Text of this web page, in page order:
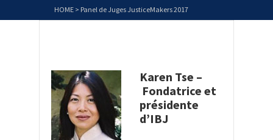
HOME > Panel de Juges JusticeMakers 2017
Karen Tse –
Fondatrice et
présidente
d’IBJ